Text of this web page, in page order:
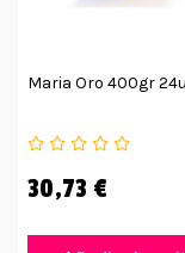
Maria Oro 400gr
30,73 €